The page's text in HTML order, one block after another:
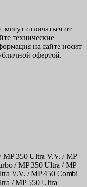
отличаться от
технические
на сайте носит
офертой.
MP 350 Ultra V.V. / MP
/ MP 350 Ultra / MP
V.V. / MP 450 Combi
/ MP 550 Ultra